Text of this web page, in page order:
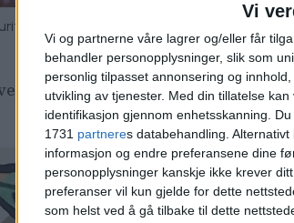
Vi
Vi og partnerne våre lagrer og/eller får
behandler personopplysninger, slik som
personlig tilpasset annonsering og
utvikling av tjenester. Med din tillatelse kan
identifikasjon gjennom enhetsskanning.
1731 partneres databehandling.
informasjon og endre preferansene dine
personopplysninger kanskje ikke krever
preferanser vil kun gjelde for dette
som helst ved å gå tilbake til dette
utsnitt. Foto: Merethe Ruud
ut fra hva de synes er mest